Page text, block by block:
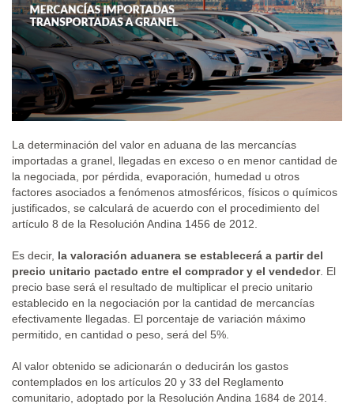
La determinación del valor en aduana de las mercancías
importadas a granel, llegadas en exceso o en menor cantidad de
la negociada, por pérdida, evaporación, humedad u otros
factores asociados a fenómenos atmosféricos, físicos o químicos
justificados, se calculará de acuerdo con el procedimiento del
artículo 8 de la Resolución Andina 1456 de 2012.
Es decir, la valoración aduanera se establecerá a partir del
precio unitario pactado entre el comprador y el vendedor. El
precio base será el resultado de multiplicar el precio unitario
establecido en la negociación por la cantidad de mercancías
efectivamente llegadas. El porcentaje de variación máximo
permitido, en cantidad o peso, será del 5%.
Al valor obtenido se adicionarán o deducirán los gastos
contemplados en los artículos 20 y 33 del Reglamento
comunitario, adoptado por la Resolución Andina 1684 de 2014.